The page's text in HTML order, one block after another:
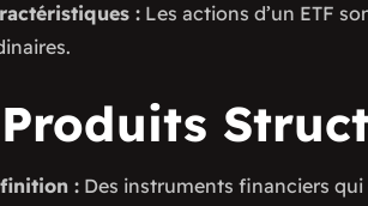
: Les actions d’un ETF
: Des instruments financiers